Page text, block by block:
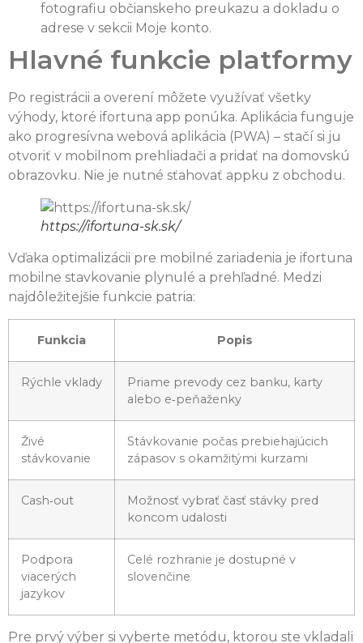
fotografiu občianskeho preukazu a dokladu o
adrese v sekcii Moje konto.
Hlavné funkcie platformy
Po registrácii a overení môžete využívať všetky
výhody, ktoré ifortuna app ponúka. Aplikácia funguje
ako progresívna webová aplikácia (PWA) – stačí si ju
otvoriť v mobilnom prehliadači a pridať na domovskú
obrazovku. Nie je nutné sťahovať appku z obchodu.
https://ifortuna-sk.sk/
Vďaka optimalizácii pre mobilné zariadenia je ifortuna
mobilne stavkovanie plynulé a prehľadné. Medzi
najdôležitejšie funkcie patria:
Funkcia Popis
Rýchle vklady
Priame prevody cez banku, karty
alebo e‑peňaženky
Živé
stávkovanie
Stávkovanie počas prebiehajúcich
zápasov s okamžitými kurzami
Cash‑out
Možnosť vybrať časť stávky pred
koncom udalosti
Podpora
viacerých
jazykov
Celé rozhranie je dostupné v
slovenčine
Pre prvý výber si vyberte metódu, ktorou ste vkladali